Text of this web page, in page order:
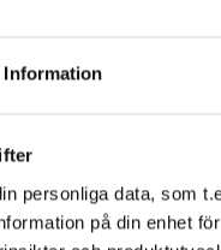
Information
personliga data, som
på din enhet
studieplanGuiden